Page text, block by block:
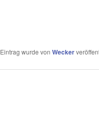
wurde von Wecker